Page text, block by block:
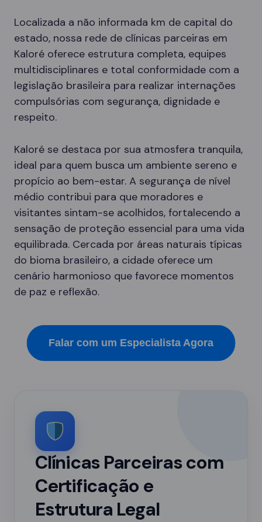
Localizada a não informada km de capital do
estado, nossa rede de clínicas parceiras em
Kaloré oferece estrutura completa, equipes
multidisciplinares e total conformidade com a
legislação brasileira para realizar internações
compulsórias com segurança, dignidade e
respeito.
Kaloré se destaca por sua atmosfera tranquila,
ideal para quem busca um ambiente sereno e
propício ao bem-estar. A segurança de nível
médio contribui para que moradores e
visitantes sintam-se acolhidos, fortalecendo a
sensação de proteção essencial para uma vida
equilibrada. Cercada por áreas naturais típicas
do bioma brasileiro, a cidade oferece um
cenário harmonioso que favorece momentos
de paz e reflexão.
Falar com um Especialista Agora
Clínicas Parceiras com
Certificação e
Estrutura Legal